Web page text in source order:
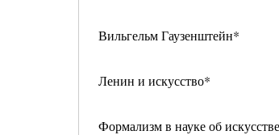
Вильгельм Гаузенштейн*
Ленин и искусство*
Формализм в науке об